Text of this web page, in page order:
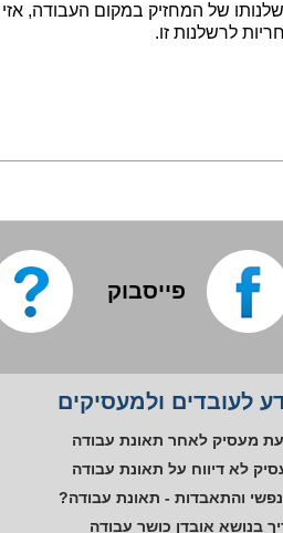
של המחזיק במקום העבודה, אזי
לרשלנות זו.
פייסבוק
לעובדים ולמעסיקים
מעסיק לאחר תאונת עבודה
לא דיווח על תאונת עבודה
נפשי והתאבדות - תאונת עבודה?
בנושא אובדן כושר עבודה